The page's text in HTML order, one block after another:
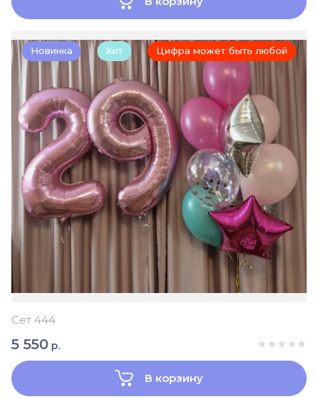
Новинка Хит Цифра может быть любой
Сет 444
5 550 р.
В корзину